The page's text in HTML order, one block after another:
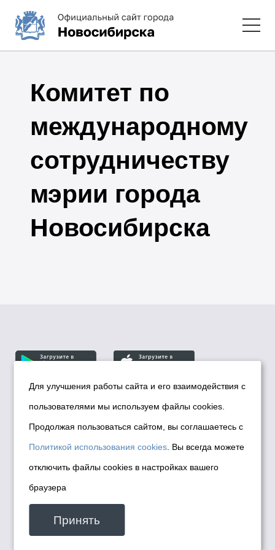
Комитет по
международному
сотрудничеству
мэрии города
Новосибирска
© Департамент информационной политики мэрии
города Новосибирска, 2026
Политика использования Cookies
Политика по обработке персональных
данных в информационных системах
мэрии города Новосибирска
Техническая поддержка сайта -
malinchukvl@mail.ru
Для улучшения работы сайта и его взаимодействия с
пользователями мы используем файлы cookies.
Продолжая пользоваться сайтом, вы соглашаетесь с
Политикой использования cookies . Вы всегда можете
отключить файлы cookies в настройках вашего
браузера
Принять